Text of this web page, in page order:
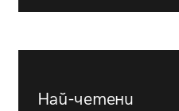
Най-четени